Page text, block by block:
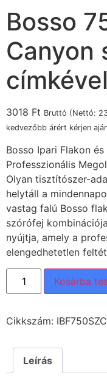
Bosso
Canyon
címkével
3018 Ft Bruttó (Nettó:
kedvezőbb árért kérjen
Bosso Ipari Flakon
Professzionális
Olyan tisztítószer-
helytáll a
vastag falú Bosso
szórófej
nyújtja, amely a
elengedhetetlen
Kosárba
Cikkszám: IBF750SZC
Leírás